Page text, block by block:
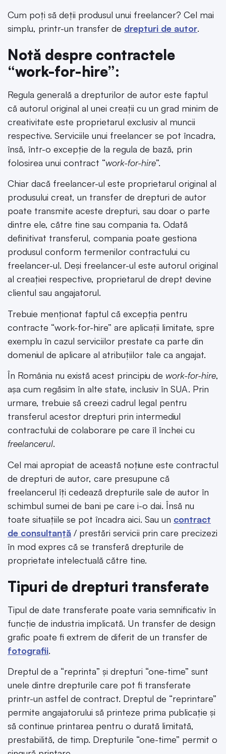
Cum poți să deții produsul unui freelancer? Cel mai
simplu, printr-un transfer de drepturi de autor.
Notă despre contractele
“work-for-hire”:
Regula generală a drepturilor de autor este faptul
că autorul original al unei creații cu un grad minim de
creativitate este proprietarul exclusiv al muncii
respective. Serviciile unui freelancer se pot încadra,
însă, într-o excepție de la regula de bază, prin
folosirea unui contract “work-for-hire”.
Chiar dacă freelancer-ul este proprietarul original al
produsului creat, un transfer de drepturi de autor
poate transmite aceste drepturi, sau doar o parte
dintre ele, către tine sau compania ta. Odată
definitivat transferul, compania poate gestiona
produsul conform termenilor contractului cu
freelancer-ul. Deși freelancer-ul este autorul original
al creației respective, proprietarul de drept devine
clientul sau angajatorul.
Trebuie menționat faptul că excepția pentru
contracte “work-for-hire” are aplicații limitate, spre
exemplu în cazul serviciilor prestate ca parte din
domeniul de aplicare al atribuțiilor tale ca angajat.
În România nu există acest principiu de work-for-hire,
așa cum regăsim în alte state, inclusiv în SUA. Prin
urmare, trebuie să creezi cadrul legal pentru
transferul acestor drepturi prin intermediul
contractului de colaborare pe care îl închei cu
freelancerul.
Cel mai apropiat de această noțiune este contractul
de drepturi de autor, care presupune că
freelancerul îți cedează drepturile sale de autor în
schimbul sumei de bani pe care i-o dai. Însă nu
toate situațiile se pot încadra aici. Sau un contract
de consultanță / prestări servicii prin care precizezi
în mod expres că se transferă drepturile de
proprietate intelectuală către tine.
Tipuri de drepturi transferate
Tipul de date transferate poate varia semnificativ în
funcție de industria implicată. Un transfer de design
grafic poate fi extrem de diferit de un transfer de
fotografii.
Dreptul de a “reprinta” și drepturi “one-time” sunt
unele dintre drepturile care pot fi transferate
printr-un astfel de contract. Dreptul de “reprintare”
permite angajatorului să printeze prima publicație și
să continue printarea pentru o durată limitată,
prestabilită, de timp. Drepturile “one-time” permit o